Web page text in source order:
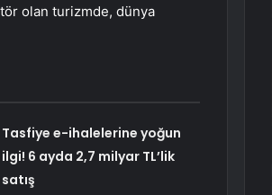
olan turizmde, dünya
Tasfiye e-ihalelerine yoğun
ilgi! 6 ayda 2,7 milyar TL’lik
satış